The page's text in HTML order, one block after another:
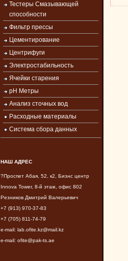
Тестеры Смазывающей
способности
Фильтр прессы
Цементирование
Центрифуги
Электростабильность
Ячейки старения
рН Метры
Анализ сточных вод
Расходные материалы
Система сбора данных
НАШ АДРЕС
?Проспет Абая, 52, к2, Бизнс центр
Innova Tower, 8-й этаж, офис 802
Резников Дмитрий Валерьевич
+7 (913) 970-37-83
+7 (705) 811-74-79
e-mail: lab.ofite.kz@mail.kz
e-mail: ofite@pak-ts.ae